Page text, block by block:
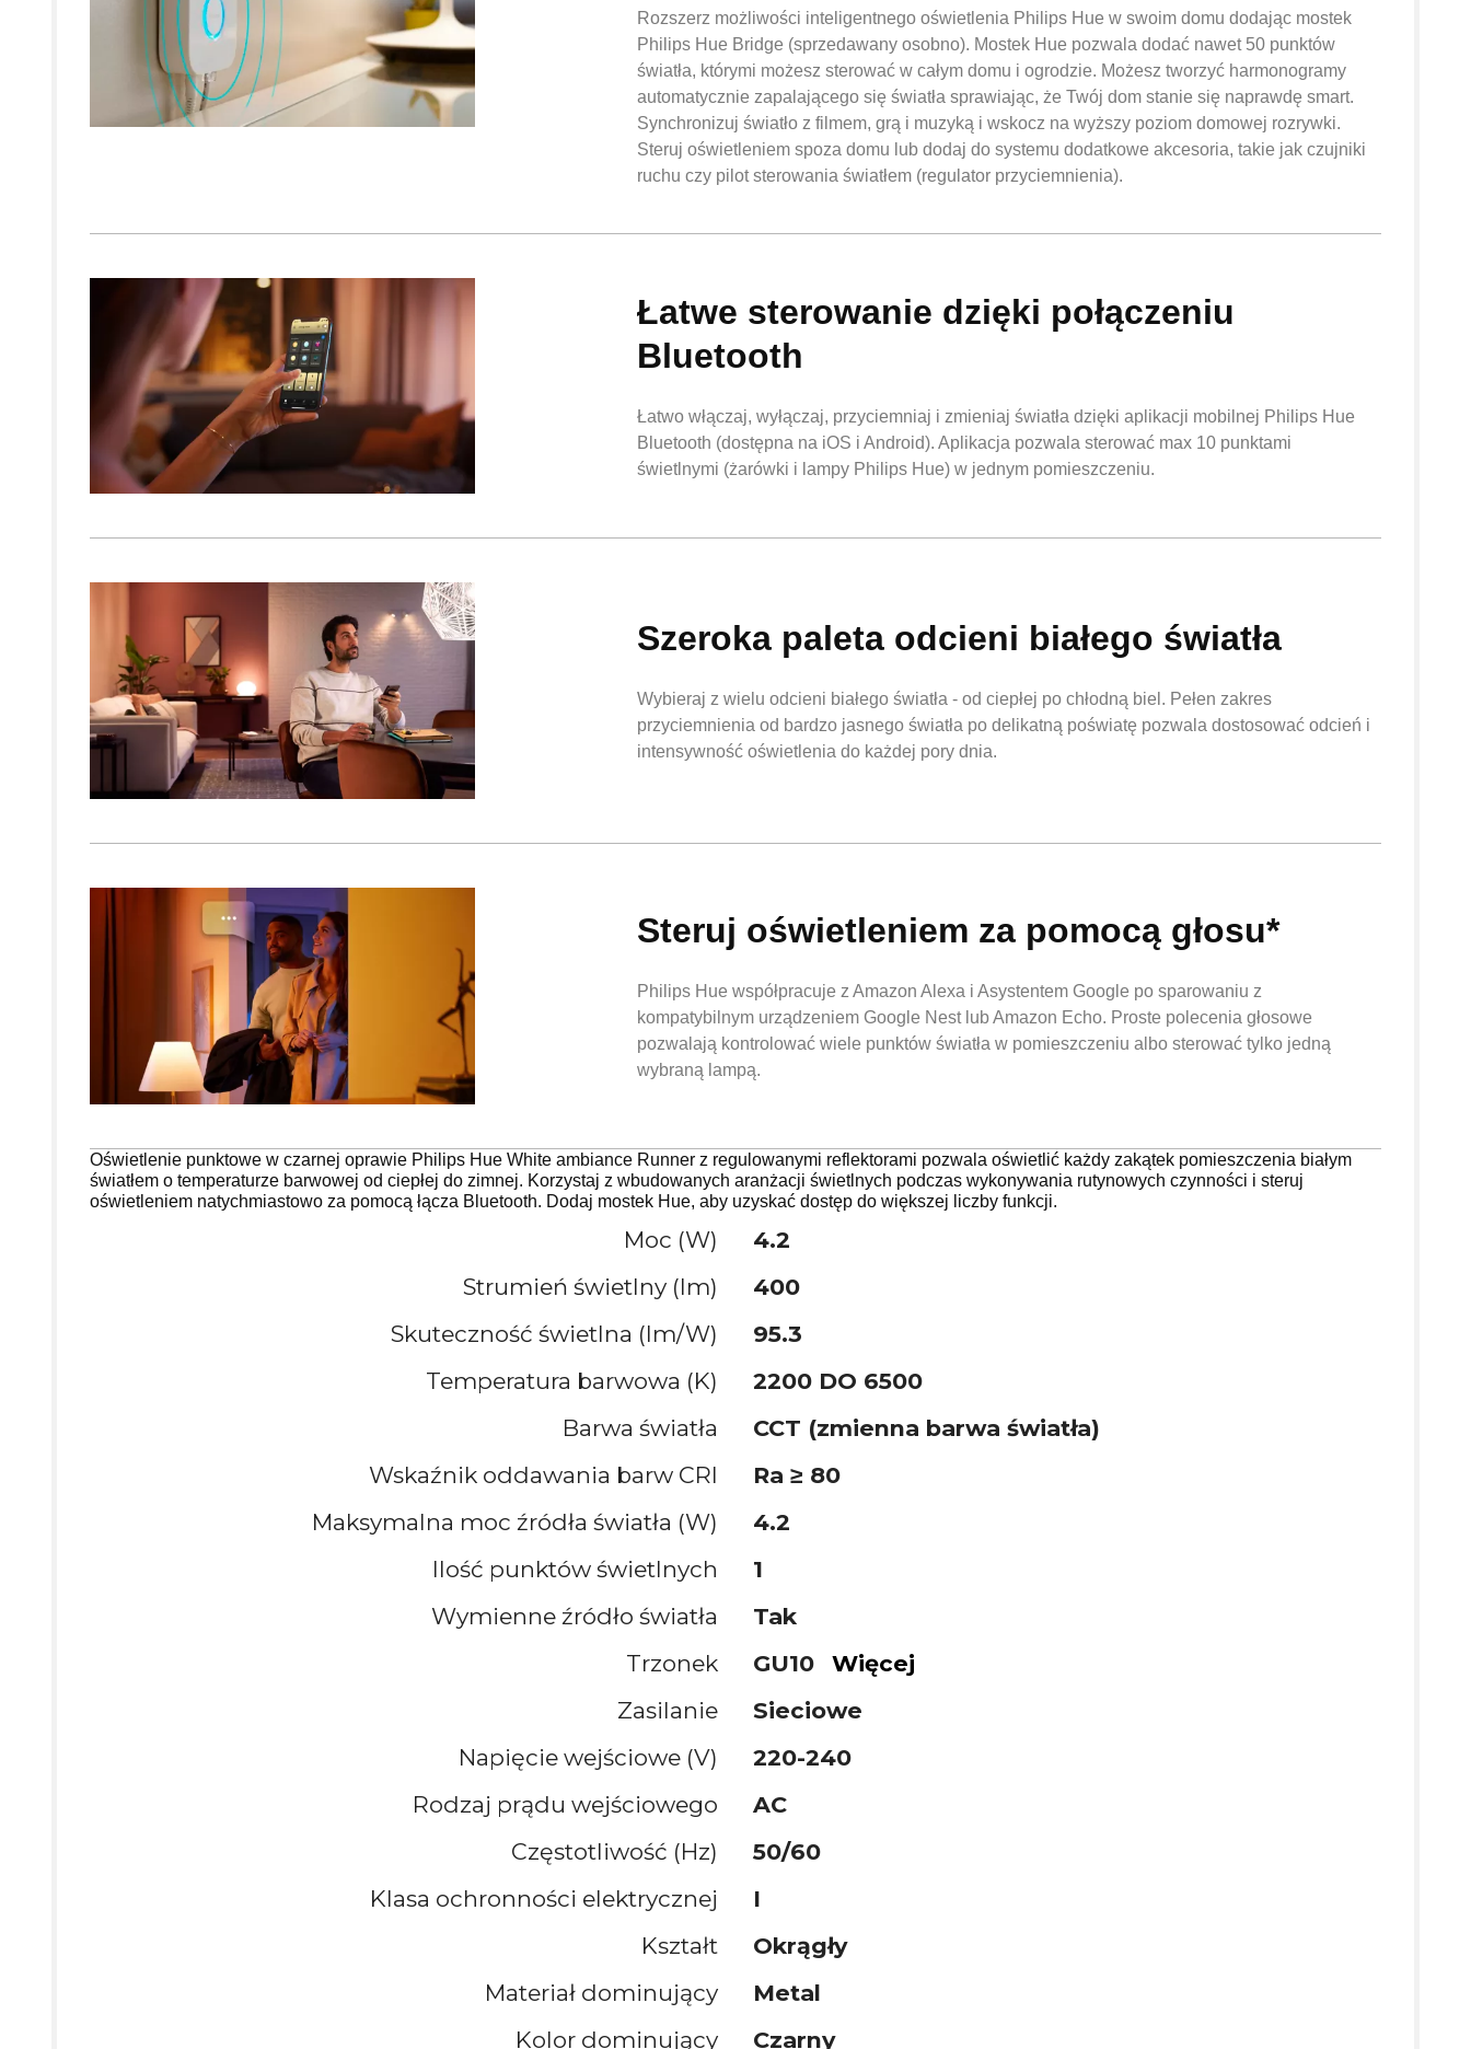
Rozszerz możliwości inteligentnego oświetlenia Philips Hue w swoim domu dodając mostek
Philips Hue Bridge (sprzedawany osobno). Mostek Hue pozwala dodać nawet 50 punktów
światła, którymi możesz sterować w całym domu i ogrodzie. Możesz tworzyć harmonogramy
automatycznie zapalającego się światła sprawiając, że Twój dom stanie się naprawdę smart.
Synchronizuj światło z filmem, grą i muzyką i wskocz na wyższy poziom domowej rozrywki.
Steruj oświetleniem spoza domu lub dodaj do systemu dodatkowe akcesoria, takie jak czujniki
ruchu czy pilot sterowania światłem (regulator przyciemnienia).
Łatwe sterowanie dzięki połączeniu
Bluetooth
Łatwo włączaj, wyłączaj, przyciemniaj i zmieniaj światła dzięki aplikacji mobilnej Philips Hue
Bluetooth (dostępna na iOS i Android). Aplikacja pozwala sterować max 10 punktami
świetlnymi (żarówki i lampy Philips Hue) w jednym pomieszczeniu.
Szeroka paleta odcieni białego światła
Wybieraj z wielu odcieni białego światła - od ciepłej po chłodną biel. Pełen zakres
przyciemnienia od bardzo jasnego światła po delikatną poświatę pozwala dostosować odcień i
intensywność oświetlenia do każdej pory dnia.
Steruj oświetleniem za pomocą głosu*
Philips Hue współpracuje z Amazon Alexa i Asystentem Google po sparowaniu z
kompatybilnym urządzeniem Google Nest lub Amazon Echo. Proste polecenia głosowe
pozwalają kontrolować wiele punktów światła w pomieszczeniu albo sterować tylko jedną
wybraną lampą.
Oświetlenie punktowe w czarnej oprawie Philips Hue White ambiance Runner z regulowanymi reflektorami pozwala oświetlić każdy zakątek pomieszczenia białym
światłem o temperaturze barwowej od ciepłej do zimnej. Korzystaj z wbudowanych aranżacji świetlnych podczas wykonywania rutynowych czynności i steruj
oświetleniem natychmiastowo za pomocą łącza Bluetooth. Dodaj mostek Hue, aby uzyskać dostęp do większej liczby funkcji.
Moc (W)
4.2
Strumień świetlny (lm)
400
Skuteczność świetlna (lm/W)
95.3
Temperatura barwowa (K)
2200 DO 6500
Barwa światła
CCT (zmienna barwa światła)
Wskaźnik oddawania barw CRI
Ra ≥ 80
Maksymalna moc źródła światła (W)
4.2
Ilość punktów świetlnych
1
Wymienne źródło światła
Tak
Trzonek
GU10
Więcej
Zasilanie
Sieciowe
Napięcie wejściowe (V)
220-240
Rodzaj prądu wejściowego
AC
Częstotliwość (Hz)
50/60
Klasa ochronności elektrycznej
I
Kształt
Okrągły
Materiał dominujący
Metal
Kolor dominujący
Czarny